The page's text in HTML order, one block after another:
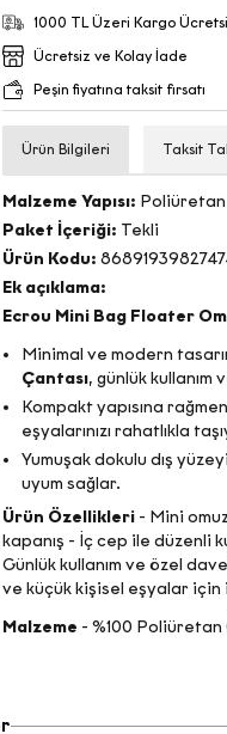
1000 TL Üzeri Kargo
Ücretsiz ve Kolay İade
Peşin fiyatına taksit fırsatı
Ürün Bilgileri Taksit
Malzeme Yapısı: Poliüretan
Paket İçeriği: Tekli
Ürün Kodu:
Ek açıklama:
Ecrou Mini Bag Floater
Minimal ve modern
Çantası, günlük kullanım
Kompakt yapısına
eşyalarınızı rahatlıkla
Yumuşak dokulu dış
uyum sağlar.
Ürün Özellikleri - Mini
kapanış - İç cep ile düzenli
Günlük kullanım ve özel
ve küçük kişisel eşyalar için
Malzeme - %100 Poliüretan